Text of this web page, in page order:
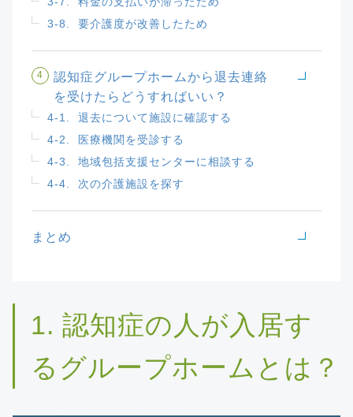
3-8.
要介護度が改善したため
4
認知症グループホームから退去連絡
を受けたらどうすればいい？
4-1.
退去について施設に確認する
4-2.
医療機関を受診する
4-3.
地域包括支援センターに相談する
4-4.
次の介護施設を探す
まとめ
1. 認知症の人が入居す
るグループホームとは？